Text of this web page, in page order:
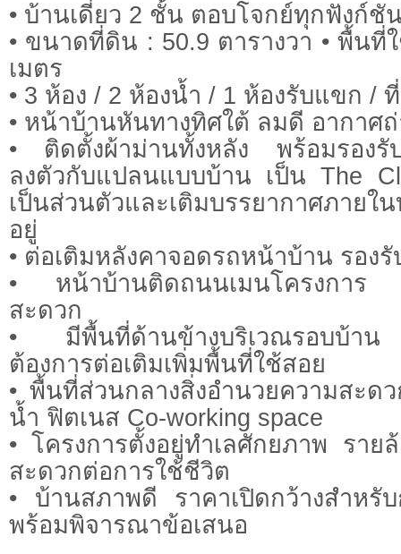
• บ้านเดี่ยว 2 ชั้น ตอบโจกย์ทุกฟังก์ชั
• ขนาดที่ดิน : 50.9 ตารางวา • พื้นที่
เมตร
• 3 ห้อง / 2 ห้องน้ำ / 1 ห้องรับแขก /
• หน้าบ้านหันทางทิศใต้ ลมดี อากาศ
• ติดตั้งผ้าม่านทั้งหลัง พร้อมรองรับ
ลงตัวกับแปลนแบบบ้าน เป็น The
เป็นส่วนตัวและเติมบรรยากาศภายใ
อยู่
• ต่อเติมหลังคาจอดรถหน้าบ้าน รอง
• หน้าบ้านติดถนนเมนโครงการ
สะดวก
• มีพื้นที่ด้านข้างบริเวณรอบบ้าน
ต้องการต่อเติมเพิ่มพื้นที่ใช้สอย
• พื้นที่ส่วนกลางสิ่งอำนวยความสะด
น้ำ ฟิตเนส Co-working space
• โครงการตั้งอยู่ทำเลศักยภาพ รา
สะดวกต่อการใช้ชีวิต
• บ้านสภาพดี ราคาเปิดกว้างสำหรับ
พร้อมพิจารณาข้อเสนอ